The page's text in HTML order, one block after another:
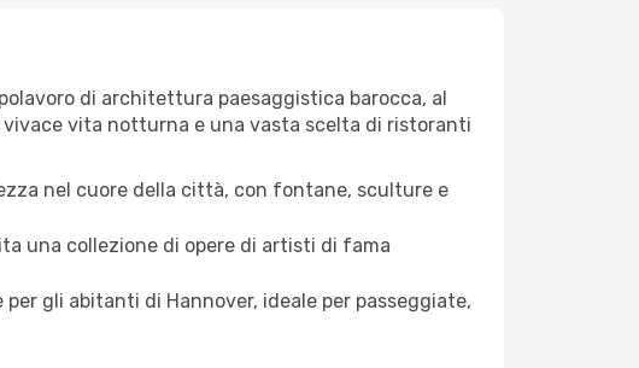
di architettura paesaggistica barocca, al
vita notturna e una vasta scelta di ristoranti
nel cuore della città, con fontane, sculture e
una collezione di opere di artisti di fama
gli abitanti di Hannover, ideale per passeggiate,